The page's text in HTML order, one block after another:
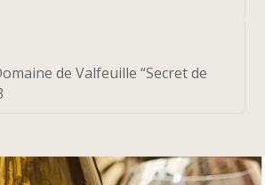
de Valfeuille “Secret de